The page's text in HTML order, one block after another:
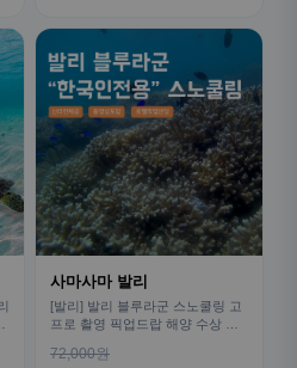
사마사마 발리
[발리] 발리 블루라군 스노쿨링 고
프로 촬영 픽업드랍 해양 수상 액
72,000원